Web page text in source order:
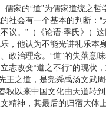
儒家的“道”为儒家道统之
社会有一个基本的判断：
。”（《论语·季氏》）
，他认为不能光讲礼乐
政治理念。“道”的失落意
志改变“道之不行”的现状
王之道，是尧舜禹汤文武
秋以来中国文化由天道转
精神，其最后的归宿大体